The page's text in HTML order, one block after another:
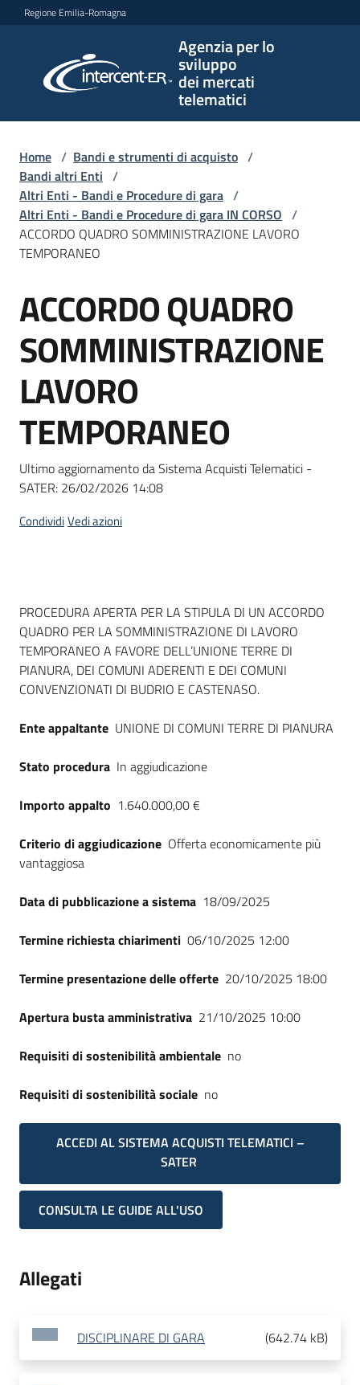
Vai al contenuto
Vai alla navigazione
Vai al footer
Regione Emilia-Romagna
Agenzia per lo
sviluppo
dei mercati
telematici
per lo
sviluppo
telematici
L'Agenzia
Bandi
e
di
Supporto
Piattaforme
telematiche
English
site
Seguici
Home / Bandi e strumenti di acquisto /
Bandi altri Enti /
Altri Enti - Bandi e Procedure di gara /
Altri Enti - Bandi e Procedure di gara IN CORSO /
ACCORDO QUADRO SOMMINISTRAZIONE LAVORO
TEMPORANEO
Salta al contenuto
ACCORDO QUADRO
SOMMINISTRAZIONE
LAVORO
TEMPORANEO
Ultimo aggiornamento da Sistema Acquisti Telematici -
SATER: 26/02/2026 14:08
CondividiVedi azioni
Dati del bando
PROCEDURA APERTA PER LA STIPULA DI UN ACCORDO
QUADRO PER LA SOMMINISTRAZIONE DI LAVORO
TEMPORANEO A FAVORE DELL’UNIONE TERRE DI
PIANURA, DEI COMUNI ADERENTI E DEI COMUNI
CONVENZIONATI DI BUDRIO E CASTENASO.
Ente appaltante UNIONE DI COMUNI TERRE DI PIANURA
Stato procedura In aggiudicazione
Importo appalto 1.640.000,00 €
Criterio di aggiudicazione Offerta economicamente più
vantaggiosa
Data di pubblicazione a sistema 18/09/2025
Termine richiesta chiarimenti 06/10/2025 12:00
Termine presentazione delle offerte 20/10/2025 18:00
Apertura busta amministrativa 21/10/2025 10:00
Requisiti di sostenibilità ambientale no
Requisiti di sostenibilità sociale no
ACCEDI AL SISTEMA ACQUISTI TELEMATICI –
SATER
CONSULTA LE GUIDE ALL'USO
Allegati
DISCIPLINARE DI GARA (642.74 kB)